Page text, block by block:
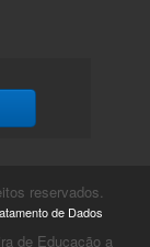
reservados.
de Dados
de Educação a